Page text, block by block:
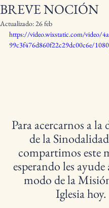
BREVE NOCIÓN
Actualizado:26 feb
https://video.wixstatic.com/video/
99c3f476d860f22c29dc00c6e/
Para acercarnos a la
de la
compartimos este
esperando les
modo de la
Iglesia hoy.